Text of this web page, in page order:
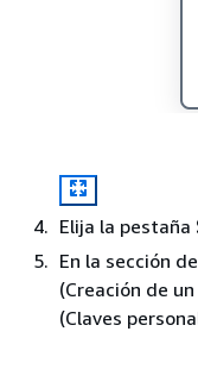
Elija la pestaña
En la sección
(Creación de
(Claves